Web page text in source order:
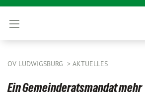
OV LUDWIGSBURG AKTUELLES
Ein Gemeinderatsmandat mehr